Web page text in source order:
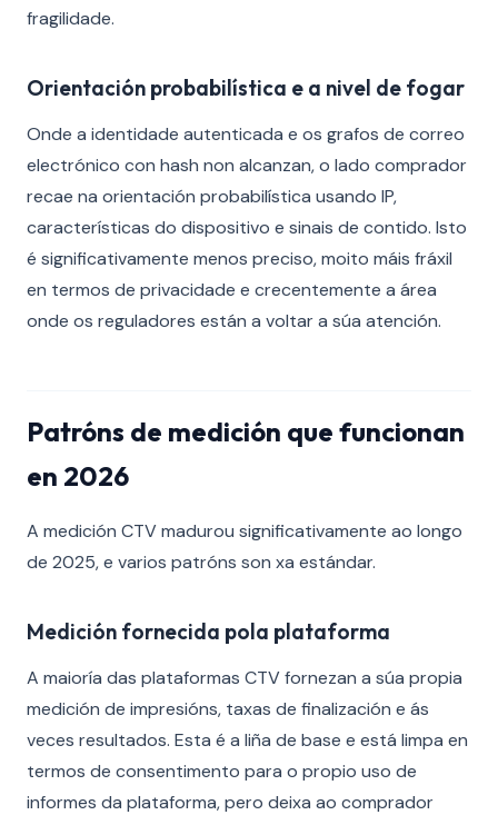
fragilidade.
Orientación probabilística e a nivel de fogar
Onde a identidade autenticada e os grafos de correo
electrónico con hash non alcanzan, o lado comprador
recae na orientación probabilística usando IP,
características do dispositivo e sinais de contido. Isto
é significativamente menos preciso, moito máis fráxil
en termos de privacidade e crecentemente a área
onde os reguladores están a voltar a súa atención.
Patróns de medición que funcionan
en 2026
A medición CTV madurou significativamente ao longo
de 2025, e varios patróns son xa estándar.
Medición fornecida pola plataforma
A maioría das plataformas CTV fornezan a súa propia
medición de impresións, taxas de finalización e ás
veces resultados. Esta é a liña de base e está limpa en
termos de consentimento para o propio uso de
informes da plataforma, pero deixa ao comprador